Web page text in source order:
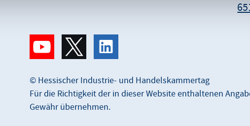
© Hessischer Industrie- und Handelskammertag
Für die Richtigkeit der in dieser Website enthaltenen
Gewähr übernehmen.